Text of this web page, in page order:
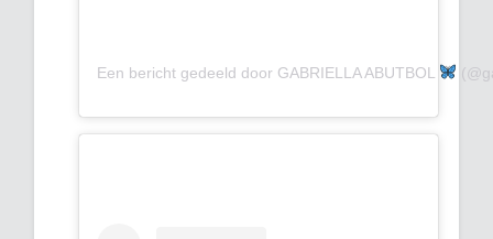
Een bericht gedeeld door GABRIELLA ABUTBOL